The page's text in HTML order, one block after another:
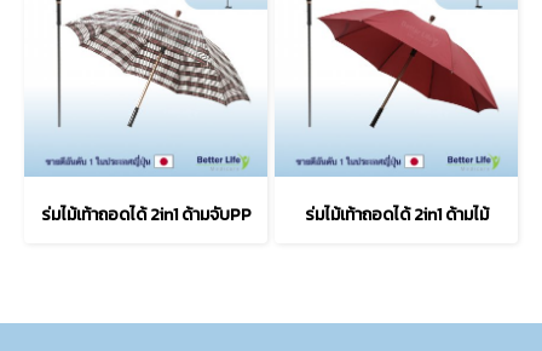
ร่มไม้เท้าถอดได้ 2in1 ด้ามจับPP ร่มไม้เท้าถอดได้ 2in1 ด้ามไม้